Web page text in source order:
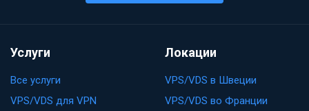
Услуги
Все услуги
VPS/VDS для VPN
Локации
VPS/VDS в Швеции
VPS/VDS во Франции